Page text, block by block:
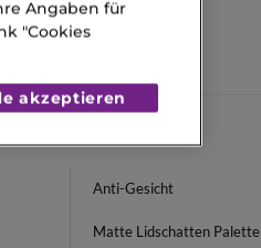
Anti-Gesicht
Matte Lidschatten Palette
Angaben für
"Cookies
akzeptieren